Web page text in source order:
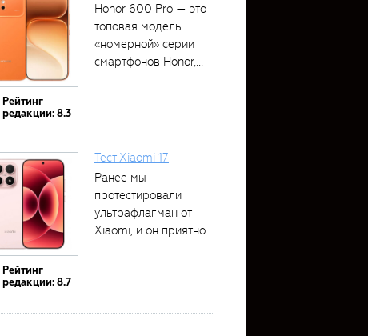
Рейтинг
редакции: 8.3
Honor 600 Pro — это
топовая модель
«номерной» серии
смартфонов Honor,...
Рейтинг
редакции: 8.7
Тест Xiaomi 17
Ранее мы
протестировали
ультрафлагман от
Xiaomi, и он приятно